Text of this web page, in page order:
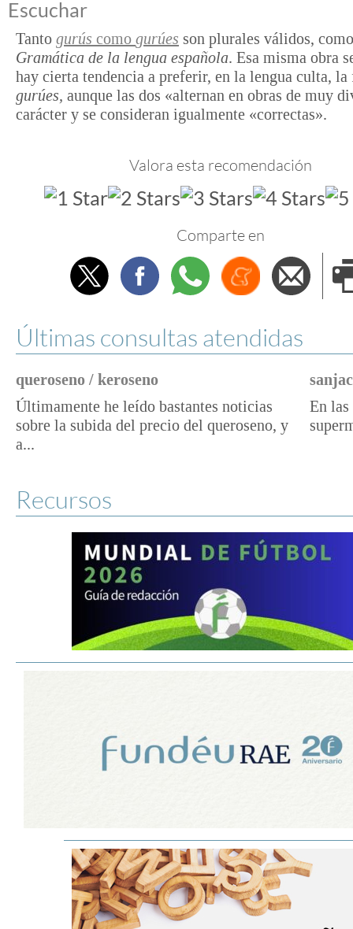
Escuchar
Tanto gurús como gurúes son plurales válidos,
Gramática de la lengua española. Esa misma obra
hay cierta tendencia a preferir, en la lengua culta, la
gurúes, aunque las dos «alternan en obras de muy
carácter y se consideran igualmente «correctas».
Valora esta recomendación
Comparte en
TwitterFacebookWhatsappMenéame
Últimas consultas atendidas
queroseno / keroseno
Últimamente he leído bastantes noticias
sobre la subida del precio del queroseno, y
a...
En las
Recursos